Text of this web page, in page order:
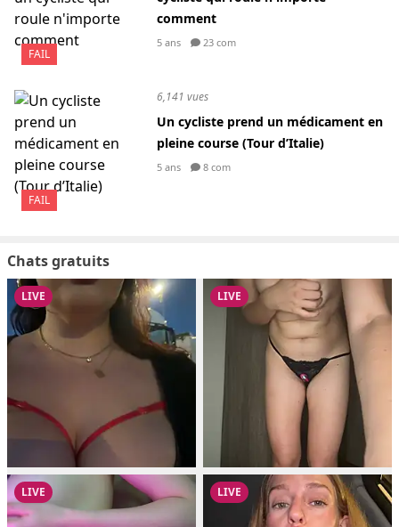
FAIL
comment
5 ans 23 com
FAIL
6,141 vues
Un cycliste prend un médicament en
pleine course (Tour d’Italie)
5 ans 8 com
Chats gratuits